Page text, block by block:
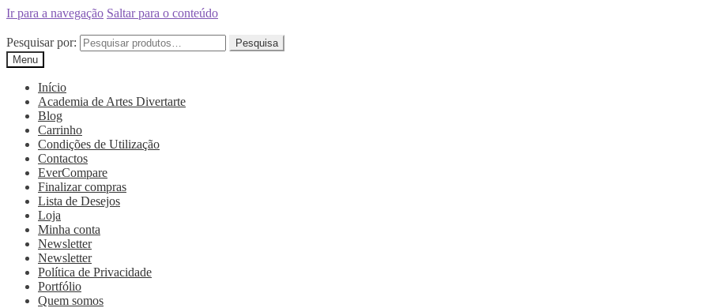
Ir para a navegação Saltar para o conteúdo
Pesquisar por:
Pesquisa
Menu
Início
Academia de Artes Divertarte
Blog
Carrinho
Condições de Utilização
Contactos
EverCompare
Finalizar compras
Lista de Desejos
Loja
Minha conta
Newsletter
Newsletter
Política de Privacidade
Portfólio
Quem somos